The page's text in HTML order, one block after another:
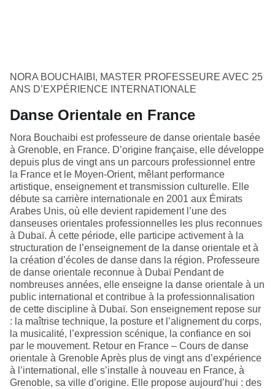
NORA BOUCHAIBI, MASTER PROFESSEURE AVEC 25
ANS D’EXPÉRIENCE INTERNATIONALE
Danse Orientale en France
Nora Bouchaibi est professeure de danse orientale basée
à Grenoble, en France. D’origine française, elle développe
depuis plus de vingt ans un parcours professionnel entre
la France et le Moyen-Orient, mêlant performance
artistique, enseignement et transmission culturelle. Elle
débute sa carrière internationale en 2001 aux Émirats
Arabes Unis, où elle devient rapidement l’une des
danseuses orientales professionnelles les plus reconnues
à Dubaï. À cette période, elle participe activement à la
structuration de l’enseignement de la danse orientale et à
la création d’écoles de danse dans la région. Professeure
de danse orientale reconnue à Dubaï Pendant de
nombreuses années, elle enseigne la danse orientale à un
public international et contribue à la professionnalisation
de cette discipline à Dubaï. Son enseignement repose sur
: la maîtrise technique, la posture et l’alignement du corps,
la musicalité, l’expression scénique, la confiance en soi
par le mouvement. Retour en France – Cours de danse
orientale à Grenoble Après plus de vingt ans d’expérience
à l’international, elle s’installe à nouveau en France, à
Grenoble, sa ville d’origine. Elle propose aujourd’hui : des